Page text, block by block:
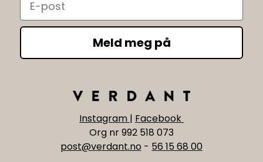
Meld meg på
Instagram | Facebook
Org nr 992 518 073
post@verdant.no - 56 15 68 00